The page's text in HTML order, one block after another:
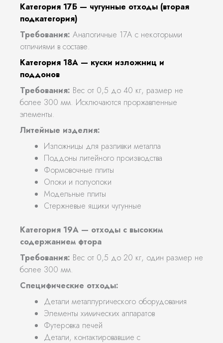
Категория 17Б — чугунные отходы (вторая
подкатегория)
Требования: Аналогичные 17А с некоторыми
отличиями в составе.
Категория 18А — куски изложниц и
поддонов
Требования: Вес от 0,5 до 40 кг, размер не
более 300 мм. Исключаются проржавленные
элементы.
Литейные изделия:
Изложницы для разливки металла
Поддоны литейного производства
Формовочные плиты
Опоки и полуопоки
Модельные плиты
Стержневые ящики чугунные
Категория 19А — отходы с высоким
содержанием фтора
Требования: Вес от 0,5 до 20 кг, один размер не
более 300 мм.
Специфические отходы:
Детали металлургического оборудования
Элементы химических аппаратов
Футеровка печей
Детали, контактировавшие с